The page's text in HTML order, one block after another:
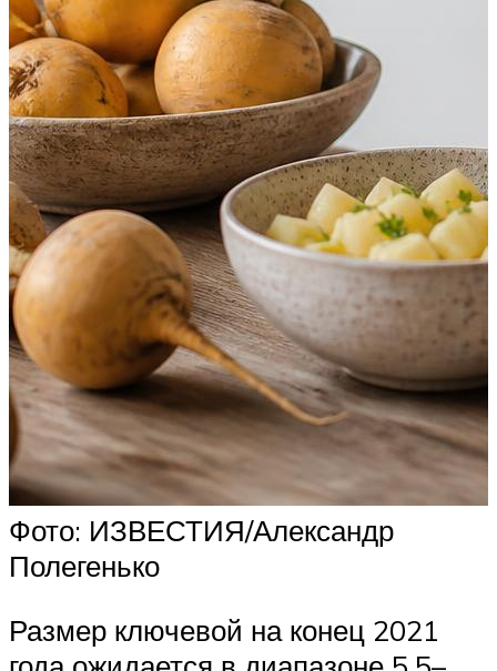
Фото: ИЗВЕСТИЯ/Александр
Полегенько
Размер ключевой на конец 2021